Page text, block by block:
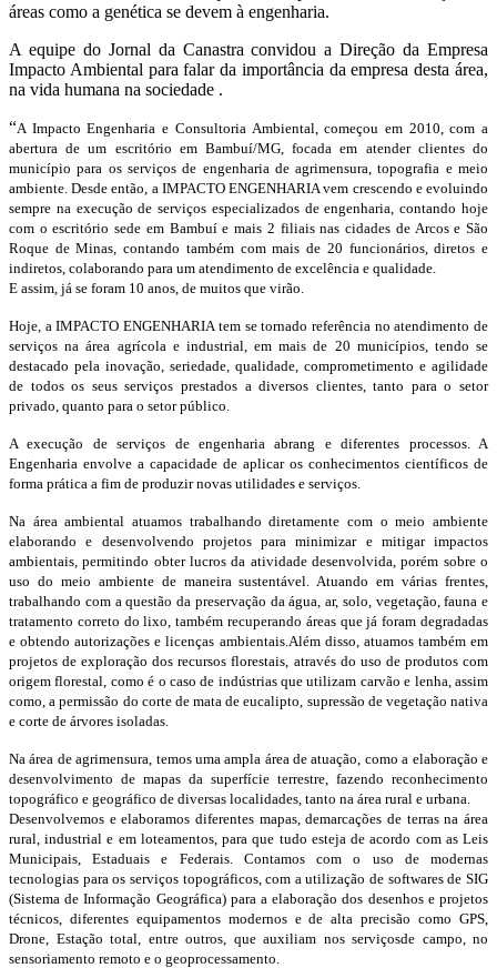
áreas como a genética se devem à engenharia.
A equipe do Jornal da Canastra convidou a Direção da Empresa
Impacto Ambiental para falar da importância da empresa desta área,
na vida humana na sociedade .
“A Impacto Engenharia e Consultoria Ambiental, começou em 2010, com a
abertura de um escritório em Bambuí/MG, focada em atender clientes do
município para os serviços de engenharia de agrimensura, topografia e meio
ambiente. Desde então, a IMPACTO ENGENHARIA vem crescendo e evoluindo
sempre na execução de serviços especializados de engenharia, contando hoje
com o escritório sede em Bambuí e mais 2 filiais nas cidades de Arcos e São
Roque de Minas, contando também com mais de 20 funcionários, diretos e
indiretos, colaborando para um atendimento de excelência e qualidade.
E assim, já se foram 10 anos, de muitos que virão.
Hoje, a IMPACTO ENGENHARIA tem se tornado referência no atendimento de
serviços na área agrícola e industrial, em mais de 20 municípios, tendo se
destacado pela inovação, seriedade, qualidade, comprometimento e agilidade
de todos os seus serviços prestados a diversos clientes, tanto para o setor
privado, quanto para o setor público.
A execução de serviços de engenharia abrang e diferentes processos. A
Engenharia envolve a capacidade de aplicar os conhecimentos científicos de
forma prática a fim de produzir novas utilidades e serviços.
Na área ambiental atuamos trabalhando diretamente com o meio ambiente
elaborando e desenvolvendo projetos para minimizar e mitigar impactos
ambientais, permitindo obter lucros da atividade desenvolvida, porém sobre o
uso do meio ambiente de maneira sustentável. Atuando em várias frentes,
trabalhando com a questão da preservação da água, ar, solo, vegetação, fauna e
tratamento correto do lixo, também recuperando áreas que já foram degradadas
e obtendo autorizações e licenças ambientais.Além disso, atuamos também em
projetos de exploração dos recursos florestais, através do uso de produtos com
origem florestal, como é o caso de indústrias que utilizam carvão e lenha, assim
como, a permissão do corte de mata de eucalipto, supressão de vegetação nativa
e corte de árvores isoladas.
Na área de agrimensura, temos uma ampla área de atuação, como a elaboração e
desenvolvimento de mapas da superfície terrestre, fazendo reconhecimento
topográfico e geográfico de diversas localidades, tanto na área rural e urbana.
Desenvolvemos e elaboramos diferentes mapas, demarcações de terras na área
rural, industrial e em loteamentos, para que tudo esteja de acordo com as Leis
Municipais, Estaduais e Federais. Contamos com o uso de modernas
tecnologias para os serviços topográficos, com a utilização de softwares de SIG
(Sistema de Informação Geográfica) para a elaboração dos desenhos e projetos
técnicos, diferentes equipamentos modernos e de alta precisão como GPS,
Drone, Estação total, entre outros, que auxiliam nos serviçosde campo, no
sensoriamento remoto e o geoprocessamento.